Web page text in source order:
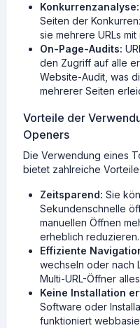
Konkurrenzanalyse:
Seiten der
sie mehrere URLs
On-Page-Audits:
den Zugriff auf alle
Website-Audit, was
mehrerer Seiten
Vorteile der
Openers
Die Verwendung eines
bietet zahlreiche Vorteile:
Zeitsparend: Sie
Sekundenschnelle
manuellen Öffnen
erheblich reduzieren.
Effiziente
wechseln oder nach
Multi-URL-Öffner
Keine Installation
Software oder
funktioniert